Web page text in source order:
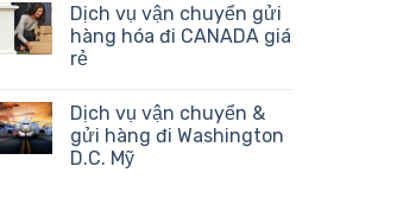
Dịch vụ vận chuyển gửi
hàng hóa đi CANADA giá
rẻ
Dịch vụ vận chuyển &
gửi hàng đi Washington
D.C. Mỹ